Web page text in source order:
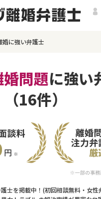
婚に強い弁護士
問題に強い
16件）
士を掲載中！(初回相談無料・女